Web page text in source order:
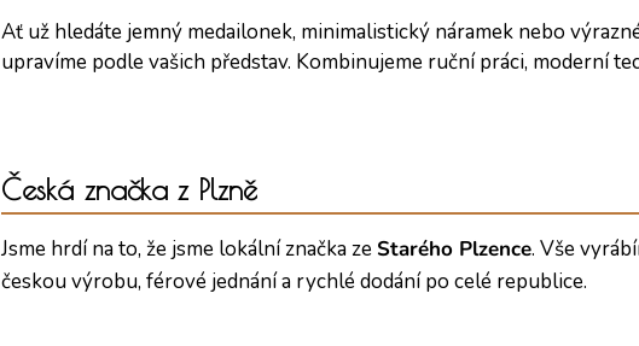
Ať už hledáte jemný medailonek, minimalistický náramek nebo
upravíme podle vašich představ. Kombinujeme ruční práci, moderní
Česká značka z Plzně
Jsme hrdí na to, že jsme lokální značka ze Starého Plzence. Vše
českou výrobu, férové jednání a rychlé dodání po celé republice.